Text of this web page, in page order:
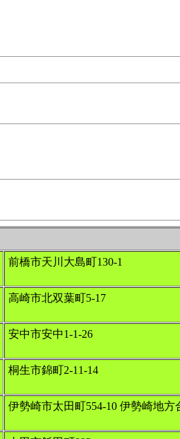
前橋市天川大島町130‐1
高崎市北双葉町5-17
安中市安中1‐1‐26
桐生市錦町2‐11‐14
伊勢崎市太田町554‐10 伊勢崎地方